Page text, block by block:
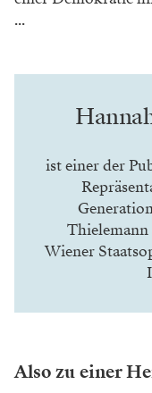
...
ist einer der
Wiener
Also zu einer